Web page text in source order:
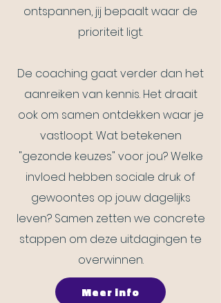
ontspannen, jij bepaalt waar de
prioriteit ligt.
De coaching gaat verder dan het
aanreiken van kennis. Het draait
ook om samen ontdekken waar je
vastloopt. Wat betekenen
"gezonde keuzes" voor jou? Welke
invloed hebben sociale druk of
gewoontes op jouw dagelijks
leven? Samen zetten we concrete
stappen om deze uitdagingen te
overwinnen.
Meer info